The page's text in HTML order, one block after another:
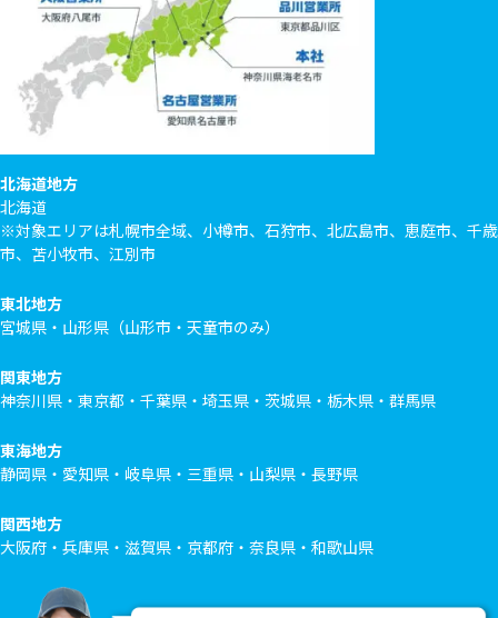
北海道地方
北海道
※対象エリアは札幌市全域、小樽市、石狩市、北広島市、恵庭市、千歳
市、苫小牧市、江別市
東北地方
宮城県・山形県（山形市・天童市のみ）
関東地方
神奈川県・東京都・千葉県・埼玉県・茨城県・栃木県・群馬県
東海地方
静岡県・愛知県・岐阜県・三重県・山梨県・長野県
関西地方
大阪府・兵庫県・滋賀県・京都府・奈良県・和歌山県